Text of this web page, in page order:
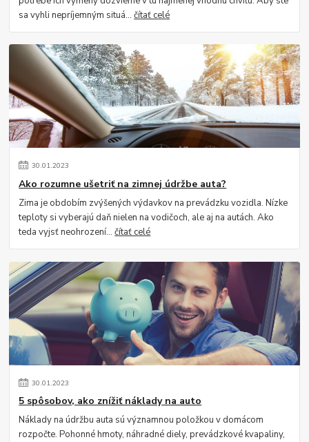
sa vyhli nepríjemným situá...čítať celé
30.01.2023
Ako rozumne ušetriť na zimnej údržbe auta?
Zima je obdobím zvýšených výdavkov na prevádzku vozidla. Nízke
teploty si vyberajú daň nielen na vodičoch, ale aj na autách. Ako
teda vyjsť neohrození...čítať celé
30.01.2023
5 spôsobov, ako znížiť náklady na auto
Náklady na údržbu auta sú významnou položkou v domácom
rozpočte. Pohonné hmoty, náhradné diely, prevádzkové kvapaliny,